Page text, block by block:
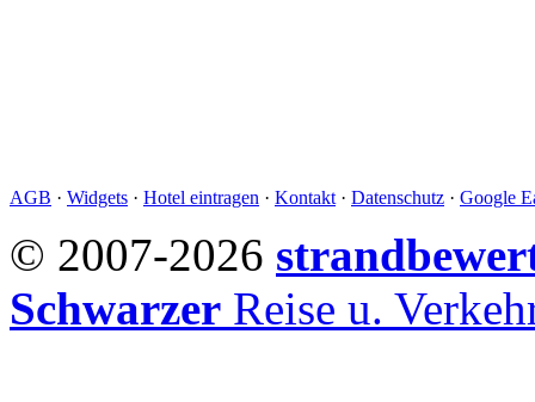
AGB · Widgets · Hotel eintragen · Kontakt · Datenschutz · Google
© 2007-2026
Schwarzer Reise u.